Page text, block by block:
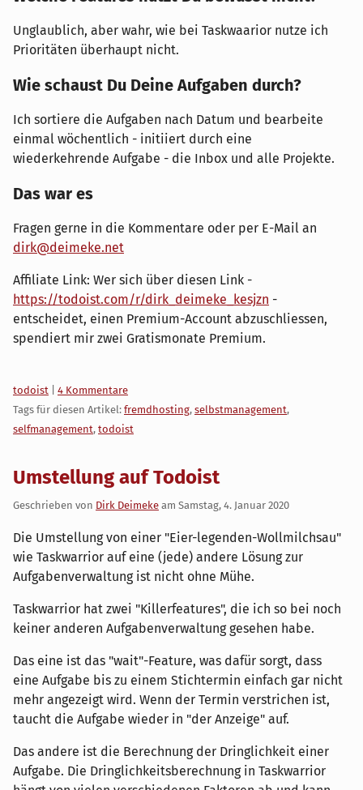
Unglaublich, aber wahr, wie bei Taskwaarior nutze ich
Prioritäten überhaupt nicht.
Wie schaust Du Deine Aufgaben durch?
Ich sortiere die Aufgaben nach Datum und bearbeite
einmal wöchentlich - initiiert durch eine
wiederkehrende Aufgabe - die Inbox und alle Projekte.
Das war es
Fragen gerne in die Kommentare oder per E-Mail an
dirk@deimeke.net
Affiliate Link: Wer sich über diesen Link -
https://todoist.com/r/dirk_deimeke_kesjzn -
entscheidet, einen Premium-Account abzuschliessen,
spendiert mir zwei Gratismonate Premium.
Kategorien:
todoist
4 Kommentare
Tags für diesen Artikel: fremdhosting, selbstmanagement,
selfmanagement, todoist
Umstellung auf Todoist
Geschrieben von Dirk Deimeke am Samstag, 4. Januar 2020
Die Umstellung von einer "Eier-legenden-Wollmilchsau"
wie Taskwarrior auf eine (jede) andere Lösung zur
Aufgabenverwaltung ist nicht ohne Mühe.
Taskwarrior hat zwei "Killerfeatures", die ich so bei noch
keiner anderen Aufgabenverwaltung gesehen habe.
Das eine ist das "wait"-Feature, was dafür sorgt, dass
eine Aufgabe bis zu einem Stichtermin einfach gar nicht
mehr angezeigt wird. Wenn der Termin verstrichen ist,
taucht die Aufgabe wieder in "der Anzeige" auf.
Das andere ist die Berechnung der Dringlichkeit einer
Aufgabe. Die Dringlichkeitsberechnung in Taskwarrior